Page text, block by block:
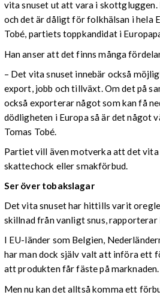
vita snuset ut att vara i
och det är dåligt för folkhälsan i hela
Tobé, partiets toppkandidat i
Han anser att det finns många
– Det vita snuset innebär också
export, jobb och tillväxt. Om det på
också exporterar något som kan få
dödligheten i Europa så är det något
Tomas Tobé.
Partiet vill även motverka att det
skattechock eller smakförbud.
Ser över tobakslagar
Det vita snuset har hittills varit
skillnad från vanligt snus, rapporterar
I EU-länder som Belgien,
har man dock själv valt att införa ett
att produkten får fäste på marknaden.
Men nu kan det alltså komma ett